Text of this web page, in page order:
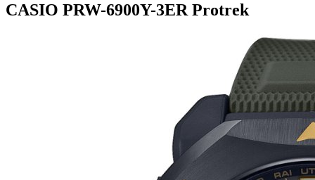
CASIO PRW-6900Y-3ER Protrek